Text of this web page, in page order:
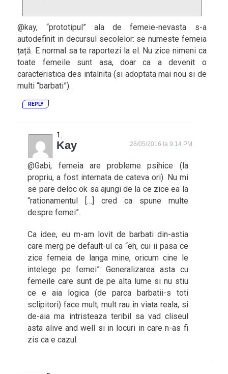
@kay, “prototipul” ala de femeie-nevasta s-a
autodefinit in decursul secolelor: se numeste femeia
țață. E normal sa te raportezi la el. Nu zice nimeni ca
toate femeile sunt asa, doar ca a devenit o
caracteristica des intalnita (si adoptata mai nou si de
multi “barbati”).
REPLY
Kay 28/05/2016 la 9:14 PM
@Gabi, femeia are probleme psihice (la
propriu, a fost internata de cateva ori). Nu mi
se pare deloc ok sa ajungi de la ce zice ea la
“rationamentul […] cred ca spune multe
despre femei”.
Ca idee, eu m-am lovit de barbati din-astia
care merg pe default-ul ca “eh, cui ii pasa ce
zice femeia de langa mine, oricum cine le
intelege pe femei”. Generalizarea asta cu
femeile care sunt de pe alta lume si nu stiu
ce e aia logica (de parca barbatii-s toti
sclipitori) face mult, mult rau in viata reala, si
de-aia ma intristeaza teribil sa vad cliseul
asta alive and well si in locuri in care n-as fi
zis ca e cazul.